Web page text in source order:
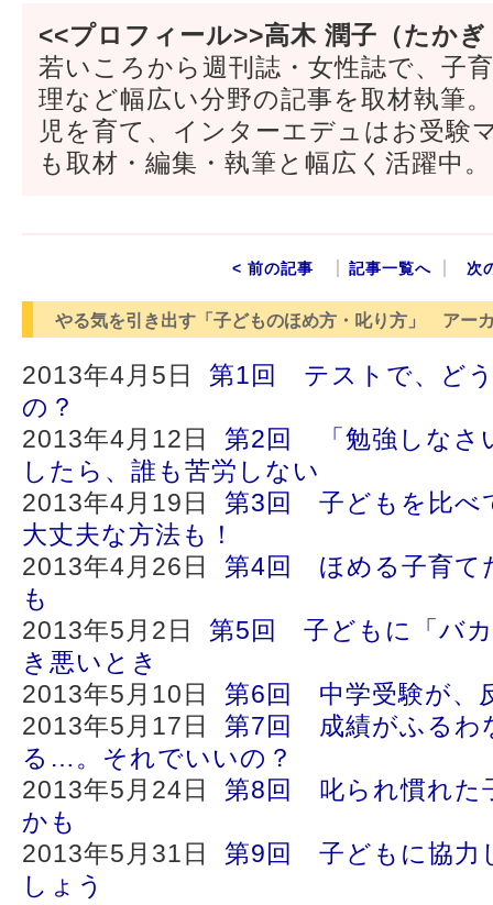
<<プロフィール>>高木 潤子（たか
若いころから週刊誌・女性誌で、子
理など幅広い分野の記事を取材執筆
児を育て、インターエデュはお受験
も取材・編集・執筆と幅広く活躍中。
< 前の記事 記事一覧へ 次
やる気を引き出す「子どものほめ方・叱り方」 アー
2013年4月5日 第1回 テストで、ど
の？
2013年4月12日 第2回 「勉強しなさ
したら、誰も苦労しない
2013年4月19日 第3回 子どもを比べ
大丈夫な方法も！
2013年4月26日 第4回 ほめる子育て
も
2013年5月2日 第5回 子どもに「バ
き悪いとき
2013年5月10日 第6回 中学受験が、
2013年5月17日 第7回 成績がふるわ
る…。それでいいの？
2013年5月24日 第8回 叱られ慣れた
かも
2013年5月31日 第9回 子どもに協力
しょう